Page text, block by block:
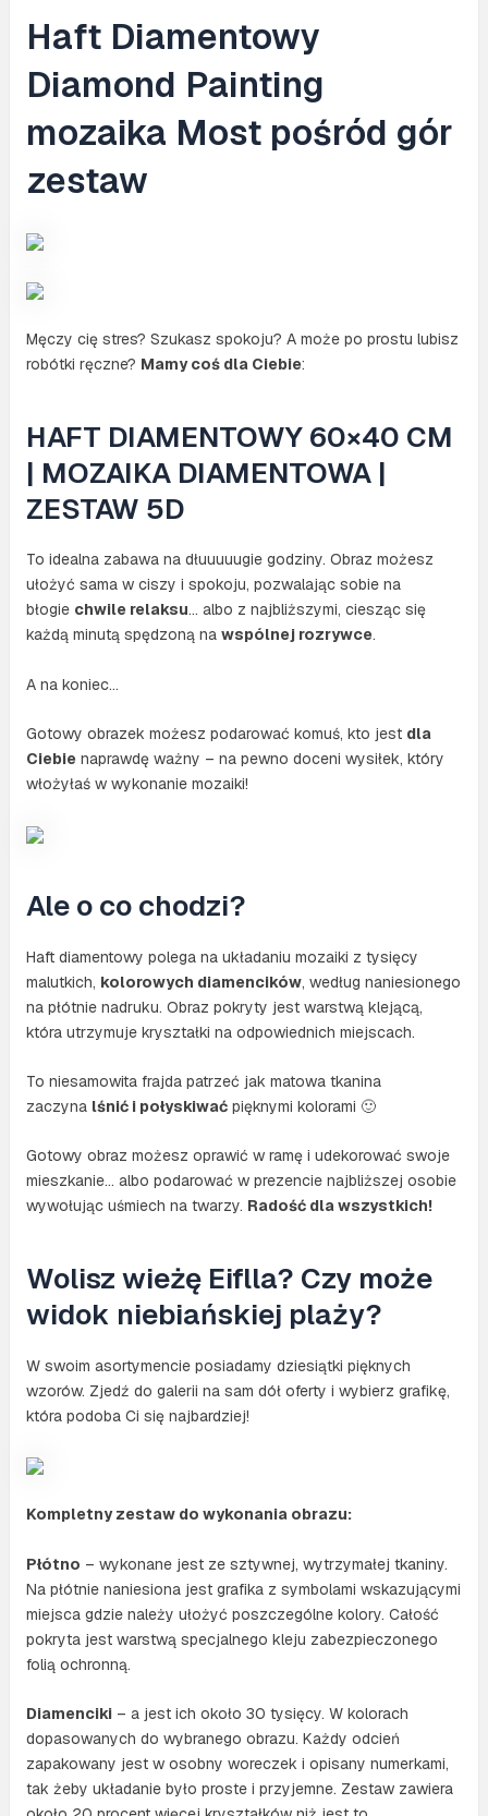
Haft Diamentowy
Diamond Painting
mozaika Most pośród gór
zestaw
Męczy cię stres? Szukasz spokoju? A może po prostu lubisz
robótki ręczne? Mamy coś dla Ciebie:
HAFT DIAMENTOWY 60×40 CM
| MOZAIKA DIAMENTOWA |
ZESTAW 5D
To idealna zabawa na dłuuuuugie godziny. Obraz możesz
ułożyć sama w ciszy i spokoju, pozwalając sobie na
błogie chwile relaksu… albo z najbliższymi, ciesząc się
każdą minutą spędzoną na wspólnej rozrywce.
A na koniec…
Gotowy obrazek możesz podarować komuś, kto jest dla
Ciebie naprawdę ważny – na pewno doceni wysiłek, który
włożyłaś w wykonanie mozaiki!
Ale o co chodzi?
Haft diamentowy polega na układaniu mozaiki z tysięcy
malutkich, kolorowych diamencików, według naniesionego
na płótnie nadruku. Obraz pokryty jest warstwą klejącą,
która utrzymuje kryształki na odpowiednich miejscach.
To niesamowita frajda patrzeć jak matowa tkanina
zaczyna lśnić i połyskiwaćpięknymi kolorami 🙂
Gotowy obraz możesz oprawić w ramę i udekorować swoje
mieszkanie… albo podarować w prezencie najbliższej osobie
wywołując uśmiech na twarzy. Radość dla wszystkich!
Wolisz wieżę Eiflla? Czy może
widok niebiańskiej plaży?
W swoim asortymencie posiadamy dziesiątki pięknych
wzorów. Zjedź do galerii na sam dół oferty i wybierz grafikę,
która podoba Ci się najbardziej!
Kompletny zestaw do wykonania obrazu:
Płótno – wykonane jest ze sztywnej, wytrzymałej tkaniny.
Na płótnie naniesiona jest grafika z symbolami wskazującymi
miejsca gdzie należy ułożyć poszczególne kolory. Całość
pokryta jest warstwą specjalnego kleju zabezpieczonego
folią ochronną.
Diamenciki– a jest ich około 30 tysięcy. W kolorach
dopasowanych do wybranego obrazu. Każdy odcień
zapakowany jest w osobny woreczek i opisany numerkami,
tak żeby układanie było proste i przyjemne. Zestaw zawiera